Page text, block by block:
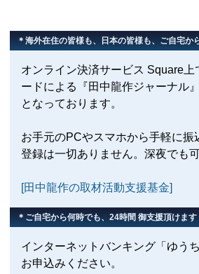
＊海外在住の皆様も、日本の皆様も、ご自宅か
オンライン決済サービス Square上
ードによる『田中龍作ジャーナル
となっております。
お手元のPCやスマホから手軽に振
登録は一切ありません。深夜でも可
[田中龍作の取材活動支援基金]
＊ご自宅から何時でも、24時間 御支援頂けます
インターネットバンキング「ゆう
お申込みください。